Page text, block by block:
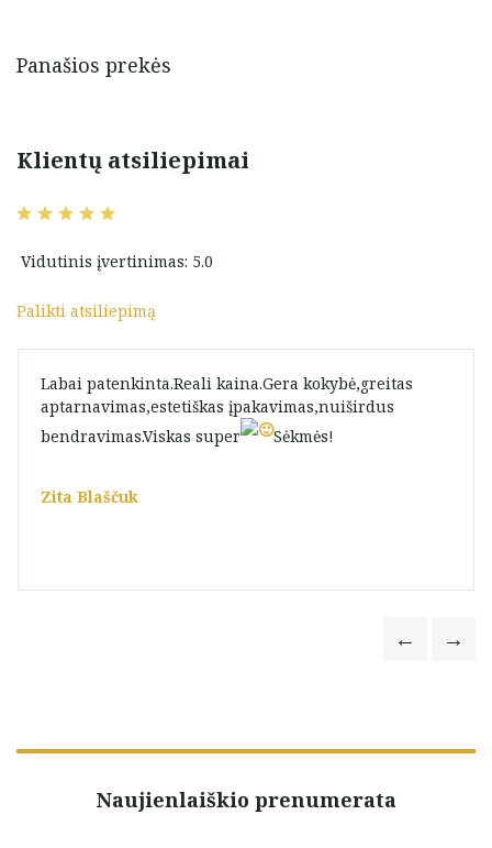
Panašios prekės
Klientų atsiliepimai
Vidutinis įvertinimas: 5.0
Palikti atsiliepimą
Labai patenkinta.Reali kaina.Gera kokybė,greitas
aptarnavimas,estetiškas įpakavimas,nuiširdus
bendravimas.Viskas super
Sėkmės!
Zita Blaščuk
Naujienlaiškio prenumerata